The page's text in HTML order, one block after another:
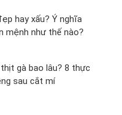
hay xấu? Ý nghĩa
mệnh như thế nào?
gà bao lâu? 8 thực
sau cắt mí